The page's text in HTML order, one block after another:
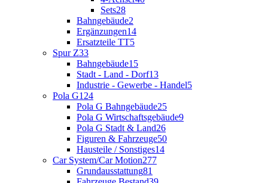
Sets28
Bahngebäude2
Ergänzungen14
Ersatzteile TT5
Spur Z33
Bahngebäude15
Stadt - Land - Dorf13
Industrie - Gewerbe - Handel5
Pola G124
Pola G Bahngebäude25
Pola G Wirtschaftsgebäude9
Pola G Stadt & Land26
Figuren & Fahrzeuge50
Hausteile / Sonstiges14
Car System/Car Motion277
Grundausstattung81